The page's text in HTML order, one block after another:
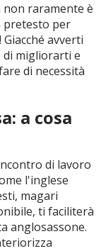
CERCA
raramente è
pretesto per
avverti
di migliorarti e
di necessità
a cosa
di lavoro
l'inglese
magari
ti faciliterà
anglosassone.